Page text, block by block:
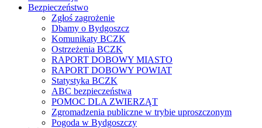
Bezpieczeństwo
Zgłoś zagrożenie
Dbamy o Bydgoszcz
Komunikaty BCZK
Ostrzeżenia BCZK
RAPORT DOBOWY MIASTO
RAPORT DOBOWY POWIAT
Statystyka BCZK
ABC bezpieczeństwa
POMOC DLA ZWIERZĄT
Zgromadzenia publiczne w trybie uproszczonym
Pogoda w Bydgoszczy